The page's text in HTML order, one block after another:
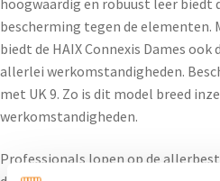
bescherming tegen de elementen.
biedt de HAIX Connexis Dames
allerlei werkomstandigheden.
met UK 9. Zo is dit model breed
werkomstandigheden.
Professionals lopen op de